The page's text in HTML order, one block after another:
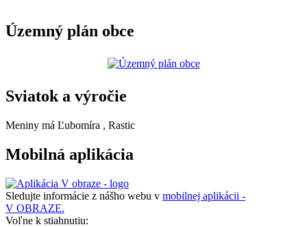
Územný plán obce
Sviatok a výročie
Meniny má Ľubomíra , Rastic
Mobilná aplikácia
Sledujte informácie z nášho webu v mobilnej aplikácii -
V OBRAZE.
Voľne k stiahnutiu: